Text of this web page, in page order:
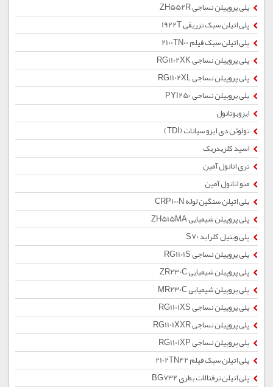
پلی پروپیلن نساجی ZH552R
پلی اتیلن سبک تزریقی 1922T
پلی اتیلن سبک فیلم 2100TN00
پلی پروپیلن نساجی RG1102XK
پلی پروپیلن نساجی RG1102XL
پلی پروپیلن نساجی PYI250
ایزوبوتانول
تولوئن دی ایزو سیانات (TDI)
اسید کلریدریک
تری اتانول آمین
منو اتانول آمین
پلی اتیلن سنگین لوله CRP100N
پلی پروپیلن شیمیایی ZH515MA
پلی وینیل کلراید S70
پلی پروپیلن نساجی RG1101S
پلی پروپیلن شیمیایی ZR230C
پلی پروپیلن شیمیایی MR230C
پلی پروپیلن نساجی RG1101XS
پلی پروپیلن نساجی RG1101XXR
پلی پروپیلن نساجی RG1101XP
پلی اتیلن سبک فیلم 2102TN42
پلی اتیلن ترفتالات بطری BG732